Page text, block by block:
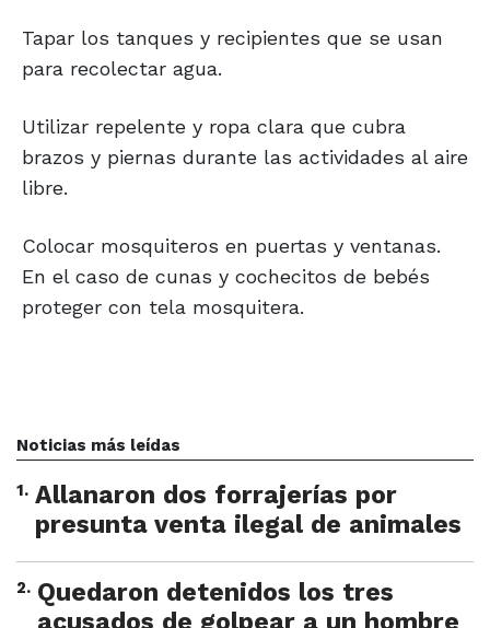
Tapar los tanques y recipientes que se usan
para recolectar agua.
Utilizar repelente y ropa clara que cubra
brazos y piernas durante las actividades al aire
libre.
Colocar mosquiteros en puertas y ventanas.
En el caso de cunas y cochecitos de bebés
proteger con tela mosquitera.
Noticias más leídas
1. Allanaron dos forrajerías por
presunta venta ilegal de animales
2. Quedaron detenidos los tres